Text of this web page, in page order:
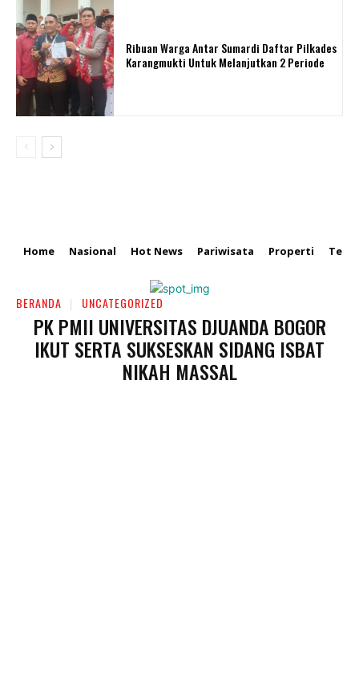
Ribuan Warga Antar Sumardi Daftar Pilkades
Karangmukti Untuk Melanjutkan 2 Periode